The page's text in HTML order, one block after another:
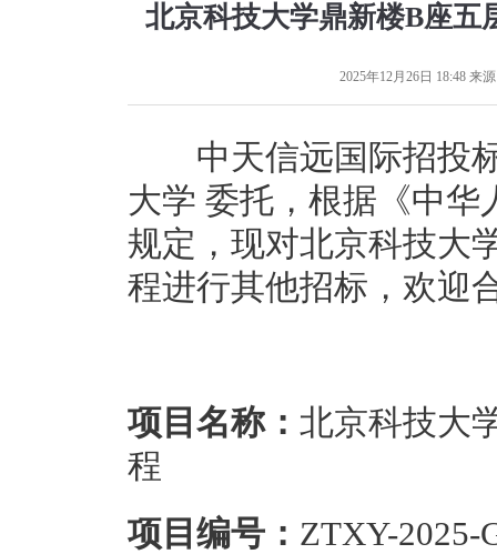
北京科技大学鼎新楼B座五
2025年12月26日 18:48 来
中天信远国际招投标
大学 委托，根据《中
规定，现对北京科技大
程进行其他招标，欢迎
项目名称： 北京科技大
程
项目编号： ZTXY-2025-